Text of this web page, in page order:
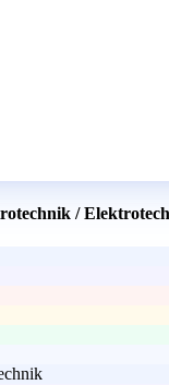
/